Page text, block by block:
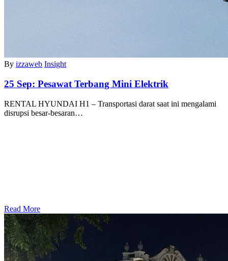
By izzaweb Insight
25 Sep: Pesawat Terbang Mini Elektrik
RENTAL HYUNDAI H1 – Transportasi darat saat ini mengalami
disrupsi besar-besaran…
Read More